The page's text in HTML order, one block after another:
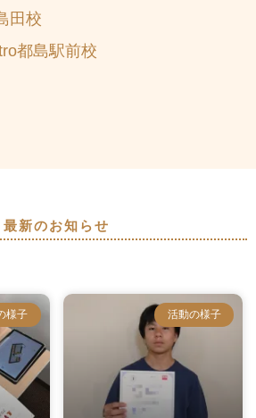
田校
都島駅前校
最新のお知らせ
様子 活動の様子